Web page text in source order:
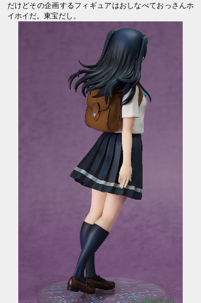
だけどその企画するフィギュアはおしなべておっさんホ
イホイだ。東宝だし。